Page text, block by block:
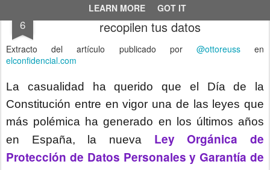
LEARN MORE GOT IT
6
Cómo evitar que los partidos políticos
recopilen tus datos
Extracto del artículo publicado por @ottoreussen
elconfidencial.com
La casualidad ha querido que el Día de la
Constitución entre en vigor una de las leyes que
más polémica ha generado en los últimos años
en España, la nueva Ley Orgánica de
Protección de Datos Personales y Garantía de